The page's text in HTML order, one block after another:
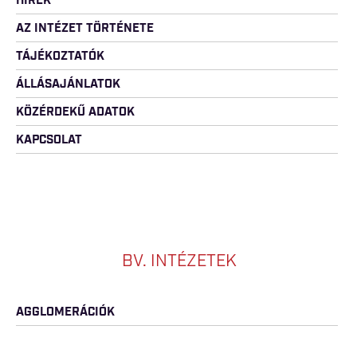
AZ INTÉZET TÖRTÉNETE
TÁJÉKOZTATÓK
ÁLLÁSAJÁNLATOK
KÖZÉRDEKŰ ADATOK
KAPCSOLAT
BV. INTÉZETEK
AGGLOMERÁCIÓK